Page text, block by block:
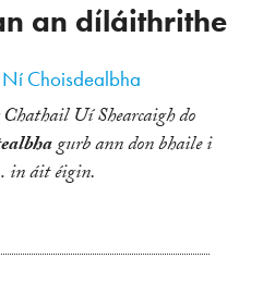
an díláithrithe
Choisdealbha
Uí Shearcaigh do
gurb ann don bhaile i
in áit éigin.